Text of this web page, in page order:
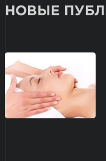
НОВЫЕ